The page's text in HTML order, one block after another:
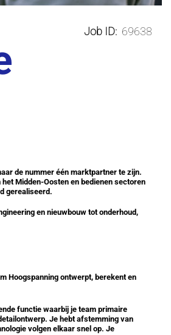
Job ID: 69638
de nummer één marktpartner te zijn.
Midden-Oosten en bedienen sectoren
gerealiseerd.
en nieuwbouw tot onderhoud,
Hoogspanning ontwerpt, berekent en
functie waarbij je team primaire
Je hebt afstemming van
volgen elkaar snel op. Je